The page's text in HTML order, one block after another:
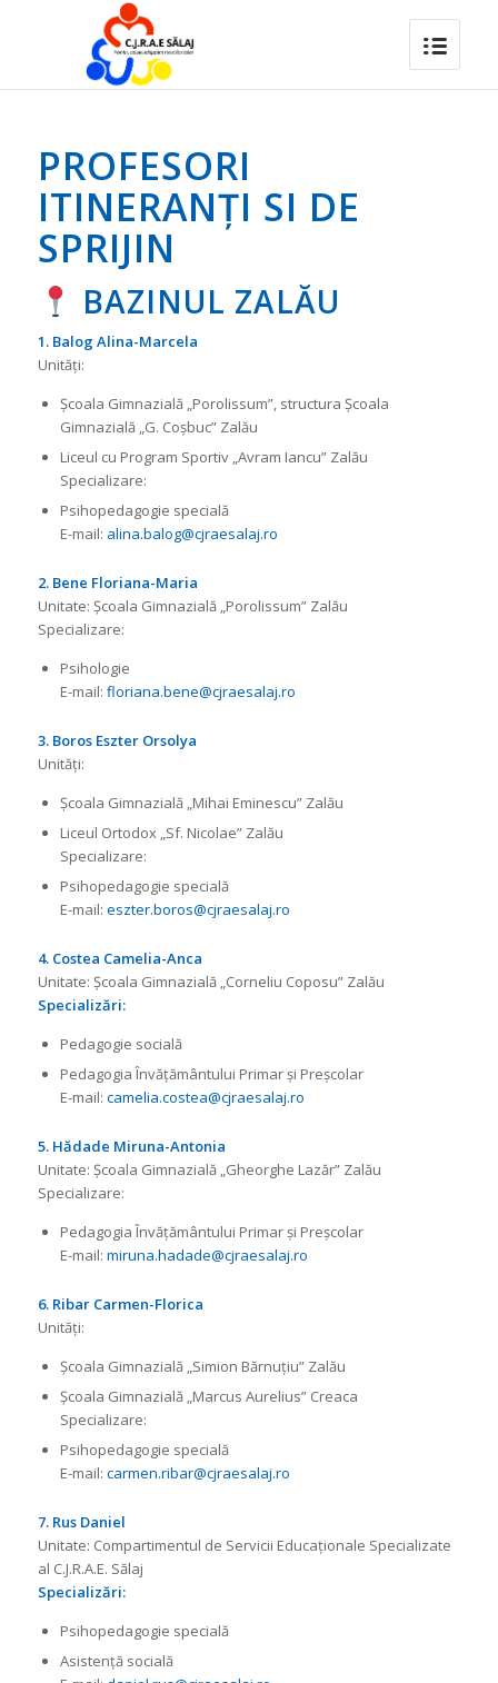
PROFESORI
ITINERANȚI SI DE
SPRIJIN
BAZINUL ZALĂU
1. Balog Alina-Marcela
Unități:
Școala Gimnazială „Porolissum”, structura Școala
Gimnazială „G. Coșbuc” Zalău
Liceul cu Program Sportiv „Avram Iancu” Zalău
Specializare:
Psihopedagogie specială
E-mail: alina.balog@cjraesalaj.ro
2. Bene Floriana-Maria
Unitate: Școala Gimnazială „Porolissum” Zalău
Specializare:
Psihologie
E-mail: floriana.bene@cjraesalaj.ro
3. Boros Eszter Orsolya
Unități:
Școala Gimnazială „Mihai Eminescu” Zalău
Liceul Ortodox „Sf. Nicolae” Zalău
Specializare:
Psihopedagogie specială
E-mail: eszter.boros@cjraesalaj.ro
4. Costea Camelia-Anca
Unitate: Școala Gimnazială „Corneliu Coposu” Zalău
Specializări:
Pedagogie socială
Pedagogia Învățământului Primar și Preșcolar
E-mail: camelia.costea@cjraesalaj.ro
5. Hădade Miruna-Antonia
Unitate: Școala Gimnazială „Gheorghe Lazăr” Zalău
Specializare:
Pedagogia Învățământului Primar și Preșcolar
E-mail: miruna.hadade@cjraesalaj.ro
6. Ribar Carmen-Florica
Unități:
Școala Gimnazială „Simion Bărnuțiu” Zalău
Școala Gimnazială „Marcus Aurelius” Creaca
Specializare:
Psihopedagogie specială
E-mail: carmen.ribar@cjraesalaj.ro
7. Rus Daniel
Unitate: Compartimentul de Servicii Educaționale Specializate
al C.J.R.A.E. Sălaj
Specializări:
Psihopedagogie specială
Asistență socială